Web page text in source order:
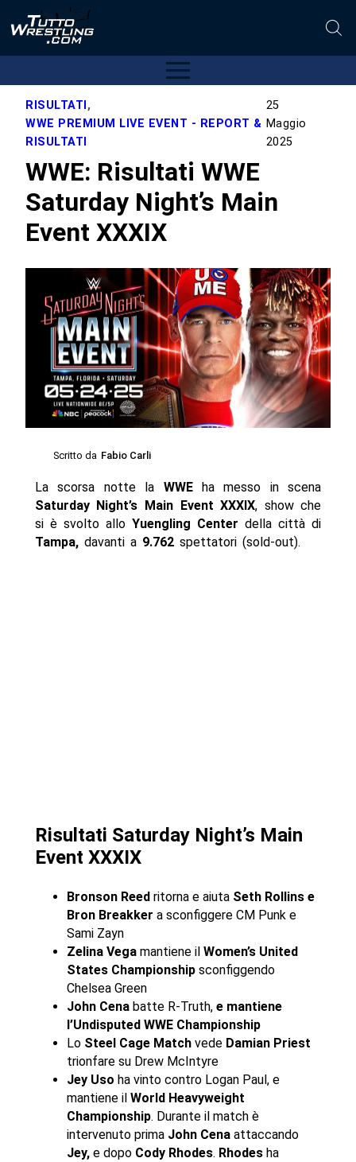
RISULTATI,
WWE PREMIUM LIVE EVENT - REPORT &
RISULTATI
25
Maggio
2025
WWE: Risultati WWE
Saturday Night’s Main
Event XXXIX
Scritto da Fabio Carli
La scorsa notte la WWEha messo in scena
Saturday Night’s Main Event XXXIX, show che
si è svolto allo Yuengling Center della città di
Tampa,davanti a 9.762spettatori (sold-out).
Risultati Saturday Night’s Main
Event XXXIX
Bronson Reed ritorna e aiuta Seth Rollins e
Bron Breakker a sconfiggere CM Punk e
Sami Zayn
Zelina Vegamantiene il Women’s United
States Championshipsconfiggendo
Chelsea Green
John Cenabatte R-Truth, e mantiene
l’Undisputed WWE Championship
Lo Steel Cage Matchvede Damian Priest
trionfare su Drew McIntyre
Jey Uso ha vinto contro Logan Paul, e
mantiene il World Heavyweight
Championship. Durante il match è
intervenuto prima John Cenaattaccando
Jey,e dopo Cody Rhodes. Rhodesha